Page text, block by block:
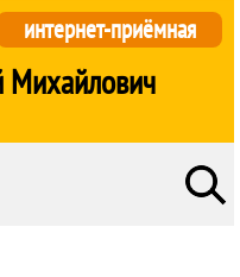
интернет-приёмная